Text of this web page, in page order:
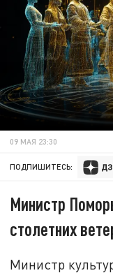
09 МАЯ 23:30
ПОДПИШИТЕСЬ:
Министр
столетних
Министр